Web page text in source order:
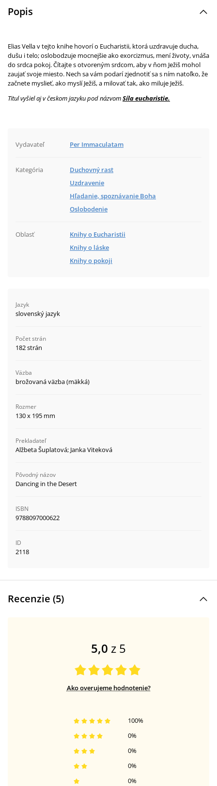
Popis
Elias Vella v tejto knihe hovorí o Eucharistii, ktorá uzdravuje ducha,
dušu i telo; oslobodzuje mocnejšie ako exorcizmus, mení životy, vnáša
do srdca pokoj. Čítajte s otvoreným srdcom, aby v ňom Ježiš mohol
zaujať svoje miesto. Nech sa vám podarí zjednotiť sa s ním natoľko, že
začnete myslieť, ako myslí Ježiš, a milovať tak, ako miluje Ježiš.
Titul vyšiel aj v českom jazyku pod názvomSíla eucharistie.
Vydavateľ Per Immaculatam
Kategória
Duchovný rast
Uzdravenie
Hľadanie, spoznávanie Boha
Oslobodenie
Oblasť
Knihy o Eucharistii
Knihy o láske
Knihy o pokoji
Jazyk
slovenský jazyk
Počet strán
182 strán
Väzba
brožovaná väzba (mäkká)
Rozmer
130 x 195 mm
Prekladateľ
Alžbeta Šuplatová; Janka Viteková
Pôvodný názov
Dancing in the Desert
ISBN
9788097000622
ID
2118
Recenzie (5)
5,0 z 5
Ako overujeme hodnotenie?
0%
0%
0%
0%
100%